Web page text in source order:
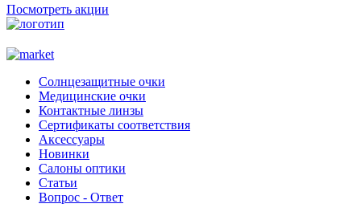
Посмотреть акции
Солнцезащитные очки
Медицинские очки
Контактные линзы
Сертификаты соответствия
Аксессуары
Новинки
Салоны оптики
Статьи
Вопрос - Ответ